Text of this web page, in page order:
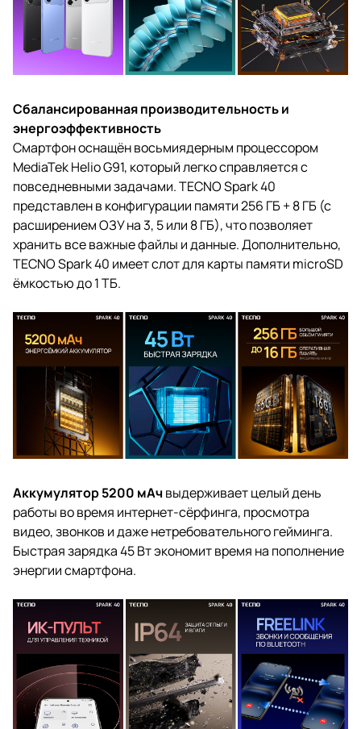
Сбалансированная производительность и
энергоэффективность
Смартфон оснащён восьмиядерным процессором
MediaTek Helio G91, который легко справляется с
повседневными задачами. TECNO Spark 40
представлен в конфигурации памяти 256 ГБ + 8 ГБ (с
расширением ОЗУ на 3, 5 или 8 ГБ), что позволяет
хранить все важные файлы и данные. Дополнительно,
TECNO Spark 40 имеет слот для карты памяти microSD
ёмкостью до 1 ТБ.
Аккумулятор 5200 мАчвыдерживает целый день
работы во время интернет-сёрфинга, просмотра
видео, звонков и даже нетребовательного гейминга.
Быстрая зарядка 45 Вт экономит время на пополнение
энергии смартфона.